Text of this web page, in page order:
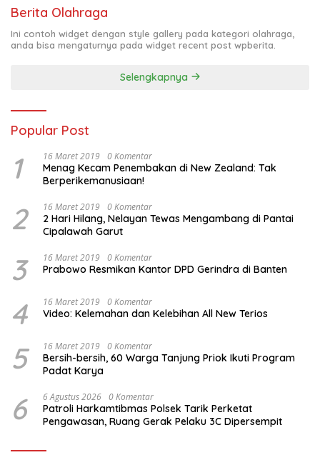
Berita Olahraga
Ini contoh widget dengan style gallery pada kategori olahraga,
anda bisa mengaturnya pada widget recent post wpberita.
Selengkapnya
Popular Post
1 16 Maret 2019 0 Komentar
Menag Kecam Penembakan di New Zealand: Tak
Berperikemanusiaan!
2 16 Maret 2019 0 Komentar
2 Hari Hilang, Nelayan Tewas Mengambang di Pantai
Cipalawah Garut
3 16 Maret 2019 0 Komentar
Prabowo Resmikan Kantor DPD Gerindra di Banten
4 16 Maret 2019 0 Komentar
Video: Kelemahan dan Kelebihan All New Terios
5 16 Maret 2019 0 Komentar
Bersih-bersih, 60 Warga Tanjung Priok Ikuti Program
Padat Karya
6 6 Agustus 2026 0 Komentar
Patroli Harkamtibmas Polsek Tarik Perketat
Pengawasan, Ruang Gerak Pelaku 3C Dipersempit